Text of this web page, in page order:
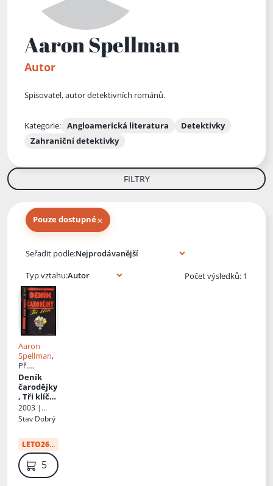
Aaron Spellman
Autor
Spisovatel, autor detektivních románů.
Kategorie: Angloamerická literatura
Detektivky
Zahraniční detektivky
FILTRY
Pouze dostupné×
Seřadit podle:
Typ vztahu:
Počet výsledků: 1
Aaron
Spellman,
Př.
Dominika
Stránská
Deník
čarodějky
, Tři klíče
Tři klíče
2003 |
Adonai
Stav Dobrý
LETO26
:12 Kč
59 Kč